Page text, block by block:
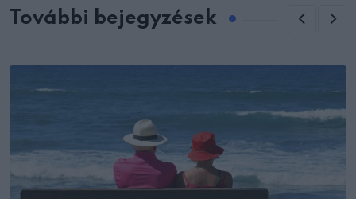
További bejegyzések